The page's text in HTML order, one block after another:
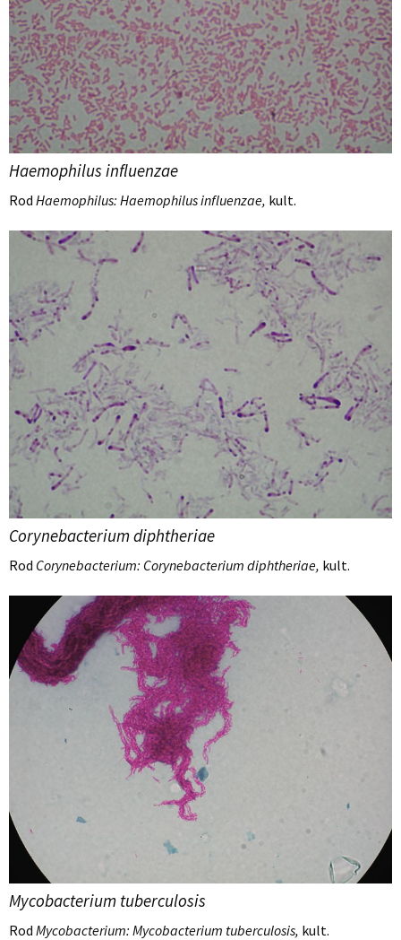
Haemophilus influenzae
Rod Haemophilus: Haemophilus influenzae, kult.
Corynebacterium diphtheriae
Rod Corynebacterium: Corynebacterium diphtheriae, kult.
Mycobacterium tuberculosis
Rod Mycobacterium: Mycobacterium tuberculosis, kult.